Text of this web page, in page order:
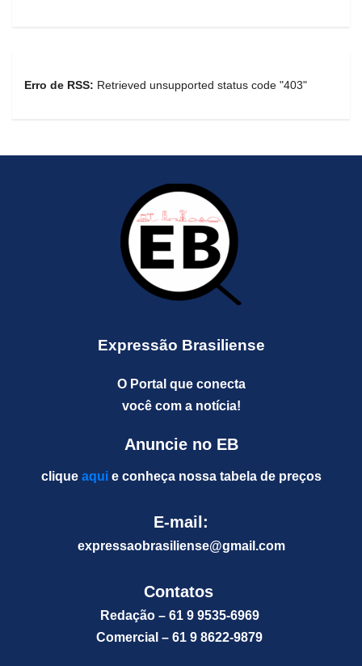
Erro de RSS: Retrieved unsupported status code "403"
Expressão Brasiliense
O Portal que conecta
você com a notícia!
Anuncie no EB
clique aquie conheça nossa tabela de preços
E-mail:
expressaobrasiliense@gmail.com
Contatos
Redação – 61 9 9535-6969
Comercial – 61 9 8622-9879